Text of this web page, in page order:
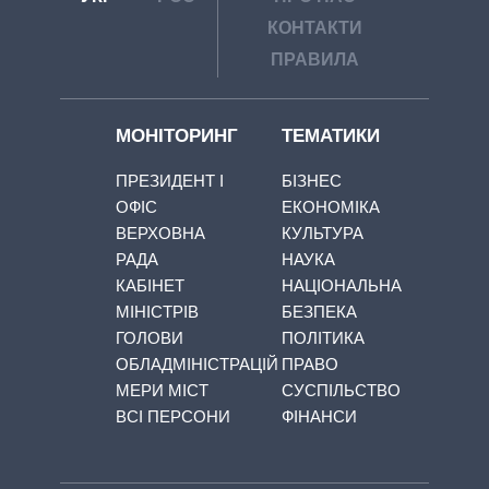
КОНТАКТИ
ПРАВИЛА
МОНІТОРИНГ
ПРЕЗИДЕНТ І
ОФІС
ВЕРХОВНА
РАДА
КАБІНЕТ
МІНІСТРІВ
ГОЛОВИ
ОБЛАДМІНІСТРАЦІЙ
МЕРИ МІСТ
ВСІ ПЕРСОНИ
ТЕМАТИКИ
БІЗНЕС
ЕКОНОМІКА
КУЛЬТУРА
НАУКА
НАЦІОНАЛЬНА
БЕЗПЕКА
ПОЛІТИКА
ПРАВО
СУСПІЛЬСТВО
ФІНАНСИ